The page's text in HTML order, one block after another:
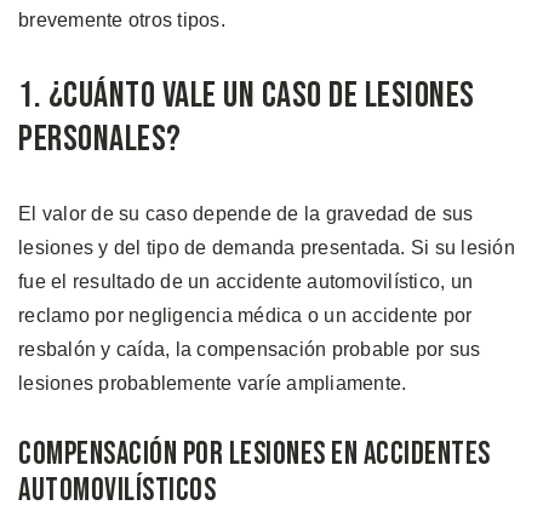
brevemente otros tipos.
1. ¿Cuánto Vale un Caso de Lesiones
Personales?
El valor de su caso depende de la gravedad de sus
lesiones y del tipo de demanda presentada. Si su lesión
fue el resultado de un accidente automovilístico, un
reclamo por negligencia médica o un accidente por
resbalón y caída, la compensación probable por sus
lesiones probablemente varíe ampliamente.
Compensación por Lesiones en Accidentes
Automovilísticos